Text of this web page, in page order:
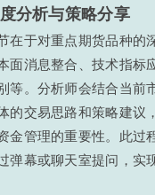
分析与策略分享
在于对重点期货品种的
面消息整合、技术指标
等。分析师会结合当前
的交易思路和策略建议
金管理的重要性。此过
弹幕或聊天室提问，实